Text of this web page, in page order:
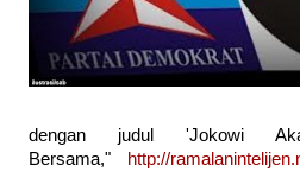
dengan judul 'Jokowi
Bersama,"
http://